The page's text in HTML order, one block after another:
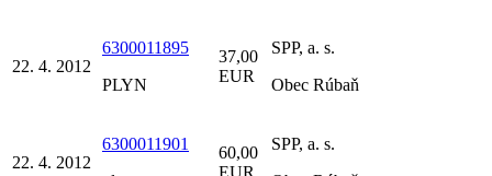
22. 4. 2012
6300011895
PLYN
37,00
EUR
SPP, a. s.
Obec Rúbaň
22. 4. 2012
6300011901
60,00
EUR
SPP, a. s.